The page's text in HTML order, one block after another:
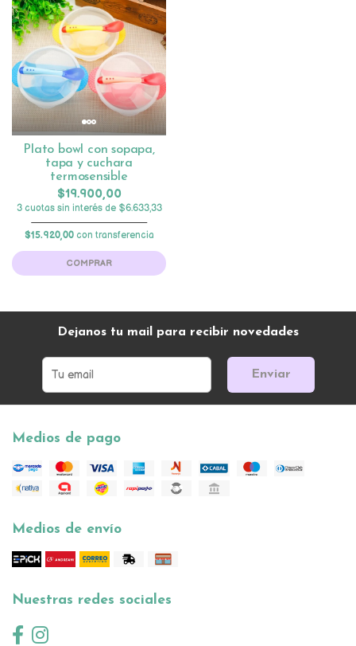
Plato bowl con sopapa,
tapa y cuchara
termosensible
$19.900,00
3 cuotas sin interés de $6.633,33
$15.920,00con transferencia
COMPRAR
Dejanos tu mail para recibir novedades
Enviar
Medios de pago
Medios de envío
Nuestras redes sociales